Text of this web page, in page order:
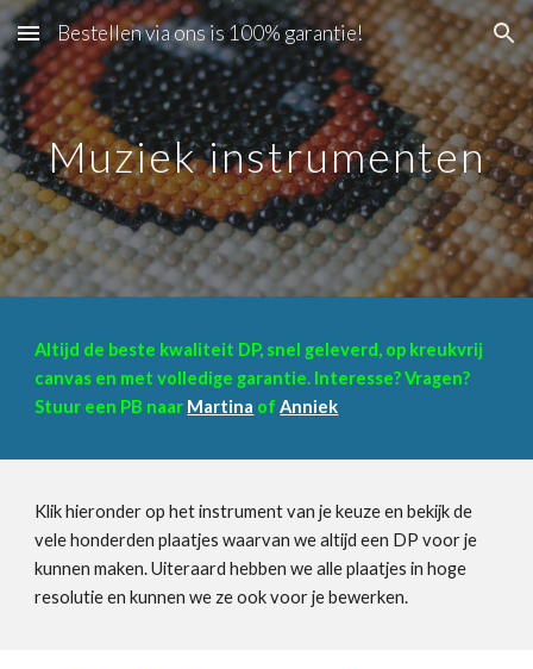
Skip to main content Skip to navigation
Bestellen via ons is 100% garantie!
Muziek instrumenten
Altijd de beste kwaliteit DP, snel geleverd, op kreukvrij
canvas en met volledige garantie. Interesse? Vragen?
Stuur een PB naar Martina ofAnniek
Klik hieronder ophet instrumentvan je keuze en bekijk de
vele honderden plaatjes waarvan we altijd een DP voor je
kunnen maken. Uiteraard hebben we alle plaatjes in hoge
resolutie en kunnen we ze ook voor je bewerken.